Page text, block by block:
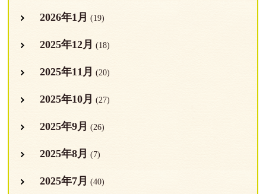
2026年1月 (19)
2025年12月 (18)
2025年11月 (20)
2025年10月 (27)
2025年9月 (26)
2025年8月 (7)
2025年7月 (40)